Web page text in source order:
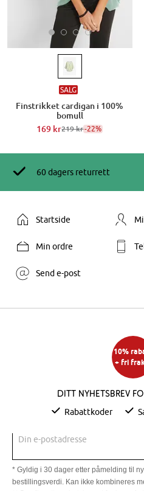
SALG
Finstrikket cardigan i 100%
bomull
169 kr219 kr-22%
60 dagers returrett
Startside
Min ordre
Send e-post
10%
+ fri
Ditt nyhetsbrev
Rabattkoder
Din e-postadresse
* Gyldig i 30 dager etter påmelding til
bestillingsverdi. Kan ikke kombineres